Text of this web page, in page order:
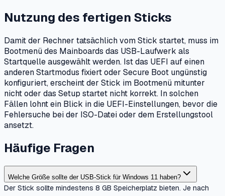
Nutzung des fertigen Sticks
Damit der Rechner tatsächlich vom Stick startet, muss im
Bootmenü des Mainboards das USB-Laufwerk als
Startquelle ausgewählt werden. Ist das UEFI auf einen
anderen Startmodus fixiert oder Secure Boot ungünstig
konfiguriert, erscheint der Stick im Bootmenü mitunter
nicht oder das Setup startet nicht korrekt. In solchen
Fällen lohnt ein Blick in die UEFI-Einstellungen, bevor die
Fehlersuche bei der ISO-Datei oder dem Erstellungstool
ansetzt.
Häufige Fragen
Welche Größe sollte der USB-Stick für Windows 11 haben?
Der Stick sollte mindestens 8 GB Speicherplatz bieten. Je nach